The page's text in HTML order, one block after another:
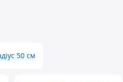
50 см